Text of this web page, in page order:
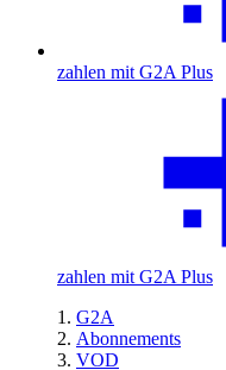
zahlen mit G2A Plus
zahlen mit G2A Plus
G2A
Abonnements
VOD